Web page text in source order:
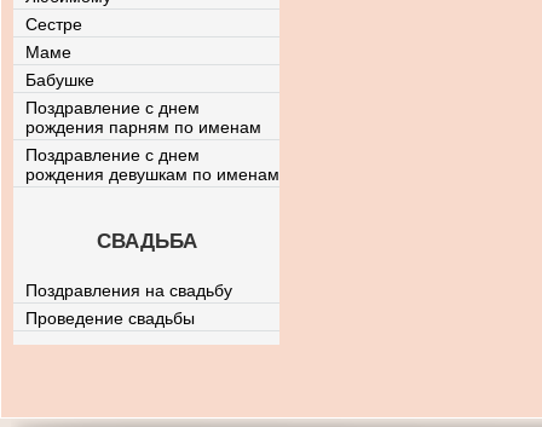
Сестре
Маме
Бабушке
Поздравление с днем
рождения парням по именам
Поздравление с днем
рождения девушкам по именам
СВАДЬБА
Поздравления на свадьбу
Проведение свадьбы